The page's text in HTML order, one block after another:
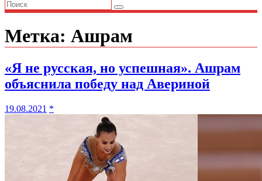
Метка: Ашрам
«Я не русская, но успешная». Ашрам
объяснила победу над Авериной
19.08.2021 *